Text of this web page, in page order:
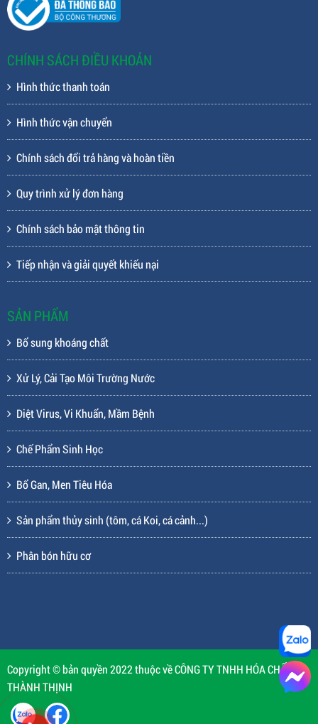
CHÍNH SÁCH ĐIỀU KHOẢN
Hình thức thanh toán
Hình thức vận chuyển
Chính sách đổi trả hàng và hoàn tiền
Quy trình xử lý đơn hàng
Chính sách bảo mật thông tin
Tiếp nhận và giải quyết khiếu nại
SẢN PHẨM
Bổ sung khoáng chất
Xử Lý, Cải Tạo Môi Trường Nước
Diệt Virus, Vi Khuẩn, Mầm Bệnh
Chế Phẩm Sinh Học
Bổ Gan, Men Tiêu Hóa
Sản phẩm thủy sinh (tôm, cá Koi, cá cảnh...)
Phân bón hữu cơ
Copyright © bản quyền 2022 thuộc về CÔNG TY TNHH HÓA CHẤT
THÀNH THỊNH